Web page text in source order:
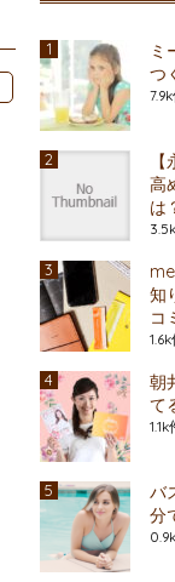
ミ
つ
高
は
知
コ
朝
て
バ
分